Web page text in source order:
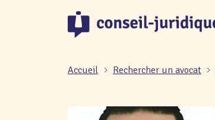
Accueil Rechercher un avocat